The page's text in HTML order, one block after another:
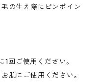
の生え際にピンポイン
1回ご使用ください。
肌にご使用ください。